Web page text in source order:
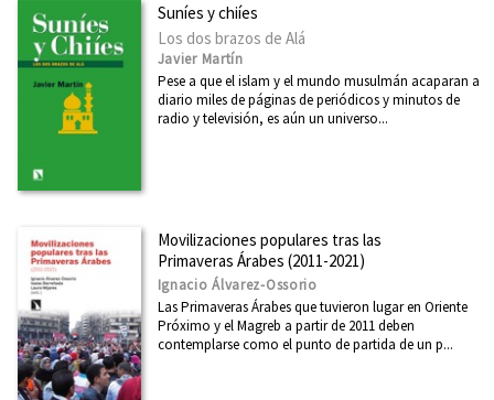
Relecturas
25 aniversario
Fuera de Colección
CATÁLOGOS PDF
Boletín junio 2026
Boletín mayo 2026
Boletín abril 2026
Boletín marzo 2026
Suníes y chiíes
Los dos brazos de Alá
Javier Martín
Pese a que el islam y el mundo musulmán acaparan a
diario miles de páginas de periódicos y minutos de
radio y televisión, es aún un universo...
Movilizaciones populares tras las
Primaveras Árabes (2011-2021)
Ignacio Álvarez-Ossorio
Las Primaveras Árabes que tuvieron lugar en Oriente
Próximo y el Magreb a partir de 2011 deben
contemplarse como el punto de partida de un p...